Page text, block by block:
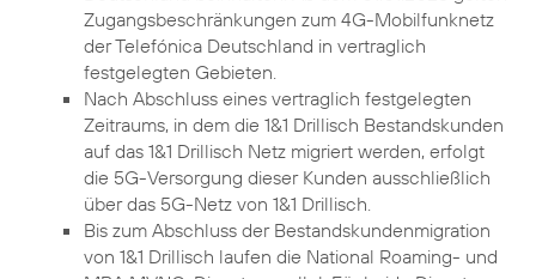
Zugangsbeschränkungen zum 4G-Mobilfunknetz
der Telefónica Deutschland in vertraglich
festgelegten Gebieten.
Nach Abschluss eines vertraglich festgelegten
Zeitraums, in dem die 1&1 Drillisch Bestandskunden
auf das 1&1 Drillisch Netz migriert werden, erfolgt
die 5G-Versorgung dieser Kunden ausschließlich
über das 5G-Netz von 1&1 Drillisch.
Bis zum Abschluss der Bestandskundenmigration
von 1&1 Drillisch laufen die National Roaming- und